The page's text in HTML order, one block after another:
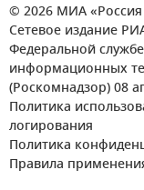
© 2026 МИА «Россия
Сетевое издание
Федеральной
информационных
(Роскомнадзор) 08
Политика
логирования
Политика
Правила